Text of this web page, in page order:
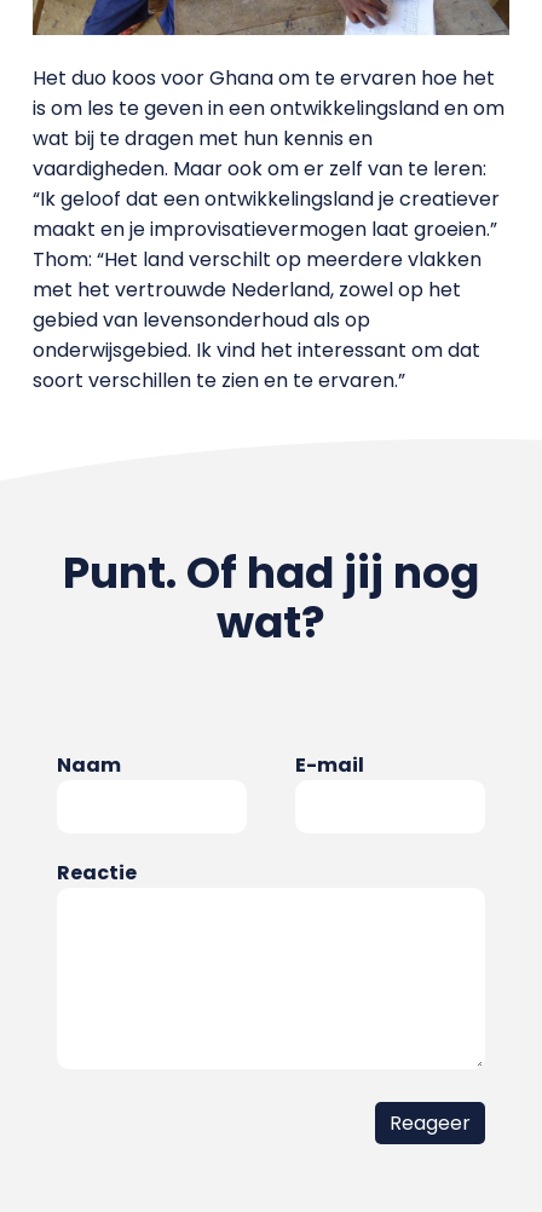
Het duo koos voor Ghana om te ervaren hoe het
is om les te geven in een ontwikkelingsland en om
wat bij te dragen met hun kennis en
vaardigheden. Maar ook om er zelf van te leren:
“Ik geloof dat een ontwikkelingsland je creatiever
maakt en je improvisatievermogen laat groeien.”
Thom: “Het land verschilt op meerdere vlakken
met het vertrouwde Nederland, zowel op het
gebied van levensonderhoud als op
onderwijsgebied. Ik vind het interessant om dat
soort verschillen te zien en te ervaren.”
Punt. Of had jij nog
wat?
Naam E-mail
Reactie